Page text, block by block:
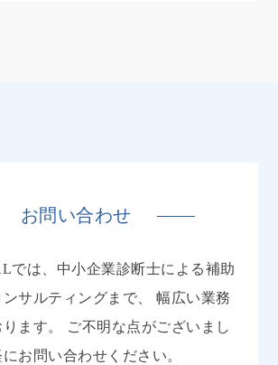
お問い合わせ
では、中小企業診断士による補助
サルティングまで、
幅広い業務
ます。
ご不明な点がございまし
お問い合わせください。